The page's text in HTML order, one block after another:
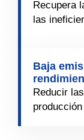
Recupera
las
Baja
Reducir
producción